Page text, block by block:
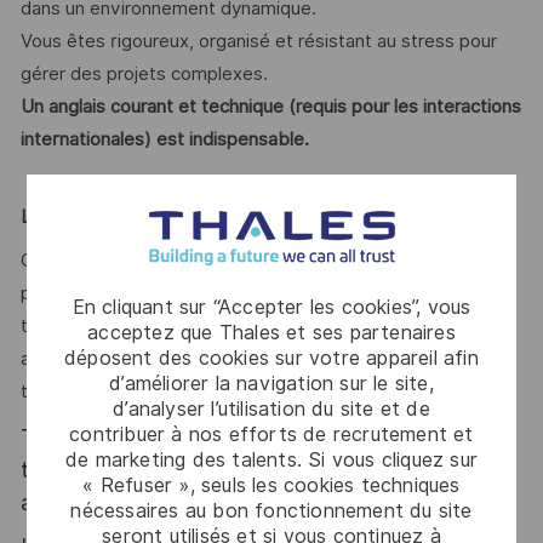
En cliquant sur “Accepter les cookies”, vous
acceptez que Thales et ses partenaires
déposent des cookies sur votre appareil afin
d’améliorer la navigation sur le site,
d’analyser l’utilisation du site et de
contribuer à nos efforts de recrutement et
de marketing des talents. Si vous cliquez sur
« Refuser », seuls les cookies techniques
nécessaires au bon fonctionnement du site
seront utilisés et si vous continuez à
dans un environnement dynamique.
Vous êtes rigoureux, organisé et résistant au stress pour
gérer des projets complexes.
Un anglais courant et technique (requis pour les interactions
internationales) est indispensable.
Le mot de l'équipe
Chez Thales, vous contribuerez à des solutions critiques
pour la défense et la sécurité, en travaillant sur des
technologies de pointe. Vous serez au cœur de l’innovation,
avec la possibilité de pousser les limites des moyens de
tests pour répondre aux défis technologiques de demain.
Thales, entreprise Handi-Engagée, reconnait
tous les talents. La diversité est notre meilleur
atout. Postulez et rejoignez nous !